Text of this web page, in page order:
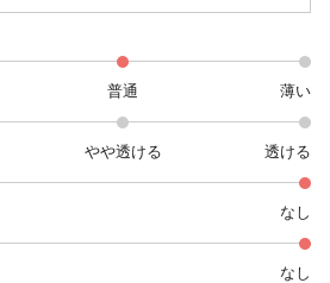
普通 薄い
やや透ける 透ける
なし
なし